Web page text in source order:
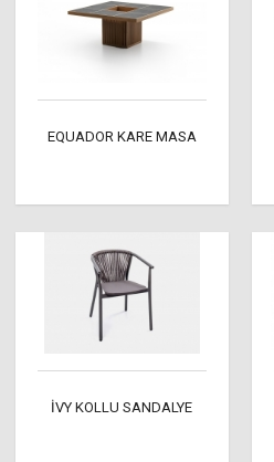
EQUADOR KARE MASA
İVY KOLLU SANDALYE